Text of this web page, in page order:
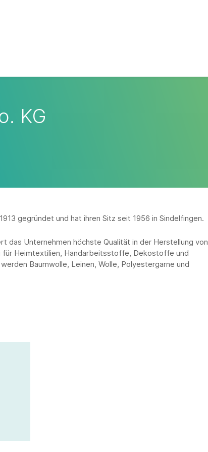
KG
gegründet und hat ihren Sitz seit 1956 in Sindelfingen.
das Unternehmen höchste Qualität in der Herstellung von
für Heimtextilien, Handarbeitsstoffe, Dekostoffe und
Baumwolle, Leinen, Wolle, Polyestergarne und